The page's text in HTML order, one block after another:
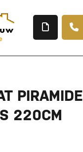
PIRAMIDE
220CM